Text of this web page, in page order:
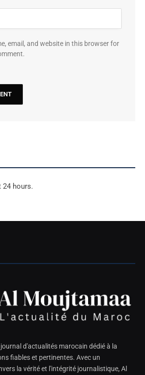
email, and website in this browser for
hours.
d'actualités marocain dédié à la
fiables et pertinentes. Avec un
la vérité et l'intégrité journalistique, Al